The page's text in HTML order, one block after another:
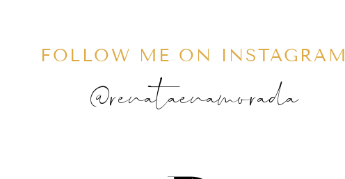
FOLLOW ME ON INSTAGRAM
@renataenamorada